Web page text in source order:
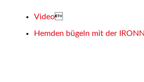
Video
Hemden bügeln mit der